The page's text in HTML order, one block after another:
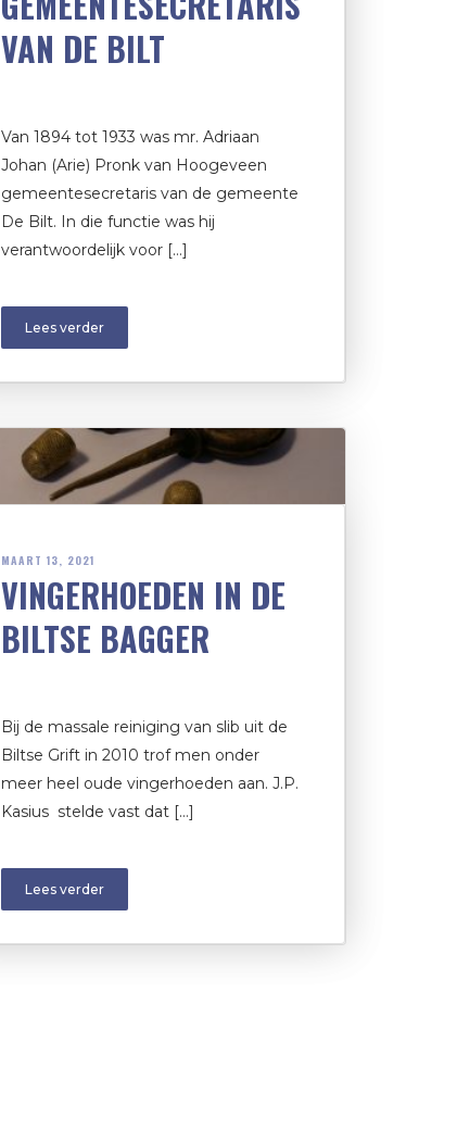
VAN DE BILT
Van 1894 tot 1933 was mr. Adriaan
Johan (Arie) Pronk van Hoogeveen
gemeentesecretaris van de gemeente
De Bilt. In die functie was hij
verantwoordelijk voor […]
Lees verder
MAART 13, 2021
VINGERHOEDEN IN DE
BILTSE BAGGER
Bij de massale reiniging van slib uit de
Biltse Grift in 2010 trof men onder
meer heel oude vingerhoeden aan. J.P.
Kasius stelde vast dat […]
Lees verder